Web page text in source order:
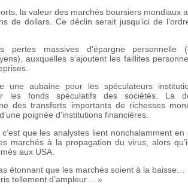
la valeur des marchés boursiers mondiaux
de dollars. Ce déclin serait jusqu’ici de
pertes massives d’épargne personnelle
auxquelles s’ajoutent les faillites
une aubaine pour les spéculateurs
les fonds spéculatifs des sociétés. La
des transferts importants de richesses
poignée d’institutions financières.
que les analystes lient nonchalamment
marchés à la propagation du virus, alors
aux USA.
étonnant que les marchés soient à la baisse…
tellement d’ampleur… »